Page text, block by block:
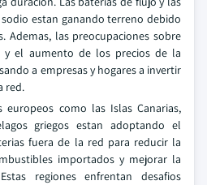
estan ganando terreno debido
Ademas, las preocupaciones sobre
y el aumento de los precios de la
a empresas y hogares a invertir
red.
europeos como las Islas Canarias,
griegos estan adoptando el
fuera de la red para reducir la
importados y mejorar la
regiones enfrentan desafios